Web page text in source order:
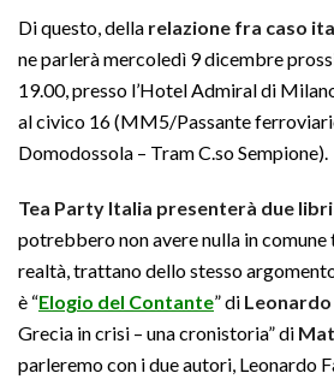
Di questo, della relazione fra caso
ne parlerà mercoledì 9 dicembre
19.00, presso l’Hotel Admiral di
al civico 16 (MM5/Passante
Domodossola – Tram C.so Sempione).
Tea Party Italia presenterà due libri
potrebbero non avere nulla in comune
realtà, trattano dello stesso
è “Elogio del Contante” di Leonardo
Grecia in crisi – una cronistoria” di
parleremo con i due autori, Leonardo